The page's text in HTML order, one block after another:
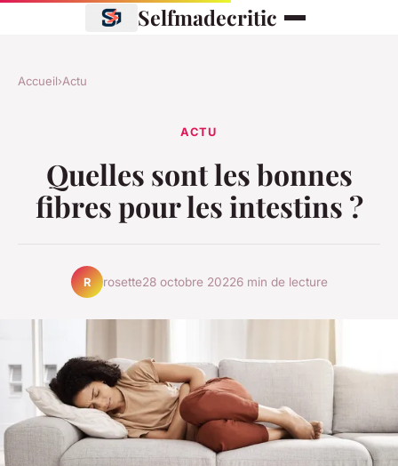
Selfmadecritic
Accueil›Actu
ACTU
Quelles sont les bonnes
fibres pour les intestins ?
R rosette28 octobre 20226 min de lecture